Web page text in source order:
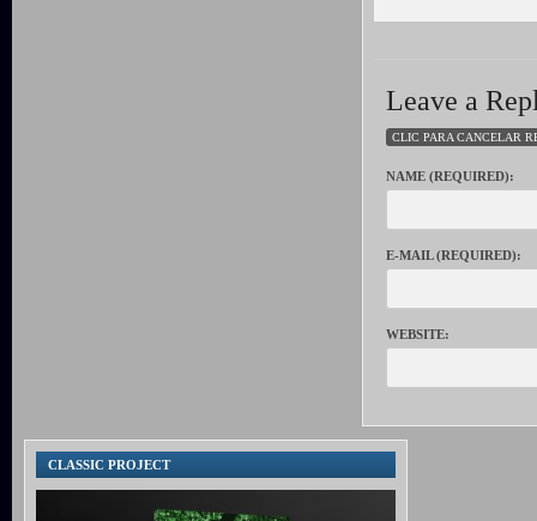
Leave a
CLIC PARA CANCELAR
NAME (REQUIRED):
E-MAIL (REQUIRED):
WEBSITE:
CLASSIC PROJECT